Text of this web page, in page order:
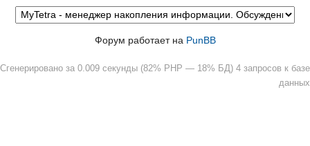
Форум работает на PunBB
Сгенерировано за 0.009 секунды (82% PHP — 18% БД) 4 запросов к базе
данных